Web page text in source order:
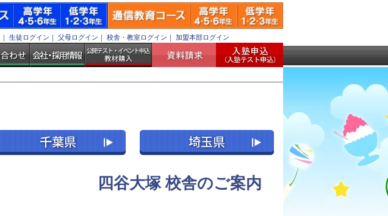
｜ 生徒ログイン ｜ 父母ログイン ｜ 校舎・教室ログイン ｜ 加盟本部ログイン
四谷大塚 校舎のご案内